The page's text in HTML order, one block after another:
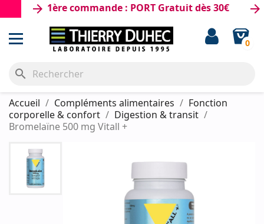
1ère commande : PORT Gratuit dès 30€
0
search
Accueil Compléments alimentaires
Fonction
corporelle & confort
Digestion & transit
Bromelaïne 500 mg Vitall +